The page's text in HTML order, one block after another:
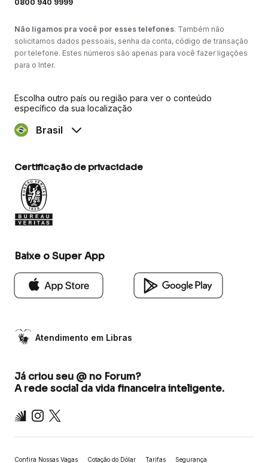
0800 940 9999
Não ligamos pra você por esses telefones. Também não
solicitamos dados pessoais, senha da conta, código de transação
por telefone. Estes números são apenas para você fazer ligações
para o Inter.
Escolha outro país ou região para ver o conteúdo
específico da sua localização
Brasil
Certificação de privacidade
Baixe o Super App
Atendimento em Libras
Já criou seu @ no Forum?
A rede social da vida financeira inteligente.
Inter Instagram
X
Confira Nossas Vagas Cotação do Dólar Tarifas Segurança